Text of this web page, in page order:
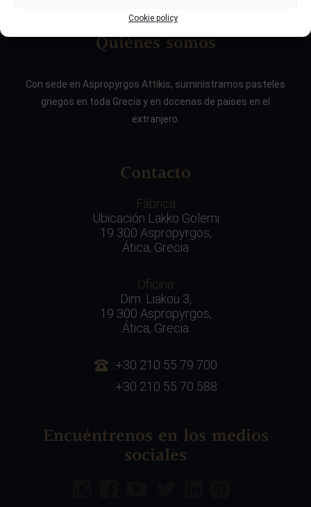
Cookie policy
Quiénes somos
Con sede en Aspropyrgos Attikis, suministramos pasteles
griegos en toda Grecia y en docenas de países en el
extranjero.
Contacto
Fábrica
Ubicación Lakko Golemi
19 300 Aspropyrgos,
Ática, Grecia
Oficina
Dim. Liakou 3,
19 300 Aspropyrgos,
Ática, Grecia
:+30 210 55 79 700
:+30 210 55 70 588
Encuéntrenos en los medios
sociales